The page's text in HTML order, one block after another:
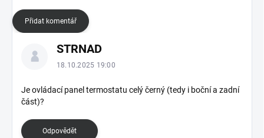
Přidat komentář
STRNAD
18.10.2025 19:00
Je ovládací panel termostatu celý černý (tedy i boční a zadní
část)?
Odpovědět